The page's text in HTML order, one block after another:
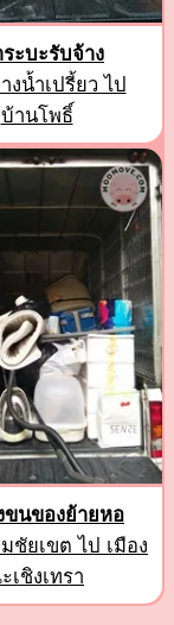
ะบะรับจ้าง
งน้ำเปรี้ยว ไป
บ้านโพธิ์
ขนของย้ายหอ
ชัยเขต ไป เมือง
เชิงเทรา